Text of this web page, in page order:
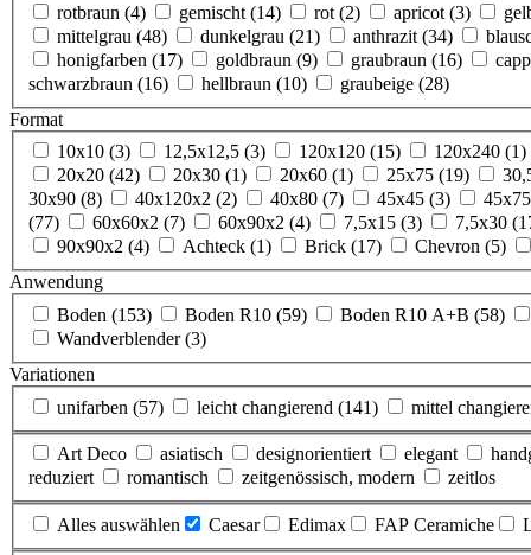
rotbraun (4) gemischt (14) rot (2) apricot (3)
mittelgrau (48) dunkelgrau (21) anthrazit (34)
honigfarben (17) goldbraun (9) graubraun (16)
schwarzbraun (16) hellbraun (10) graubeige (28)
Format
10x10 (3) 12,5x12,5 (3) 120x120 (15) 120x240 (1)
20x20 (42) 20x30 (1) 20x60 (1) 25x75 (19)
30x90 (8) 40x120x2 (2) 40x80 (7) 45x45 (3)
(77)
60x60x2 (7) 60x90x2 (4) 7,5x15 (3) 7,5x30
90x90x2 (4) Achteck (1) Brick (17) Chevron (5)
Anwendung
Boden (153) Boden R10 (59) Boden R10 A+B (58)
Wandverblender(3)
Variationen
unifarben (57) leicht changierend (141) mittel
Art Deco asiatisch designorientiert elegant
reduziert
romantisch zeitgenössisch, modern zeitlos
Alles auswählen Caesar Edimax FAP Ceramiche